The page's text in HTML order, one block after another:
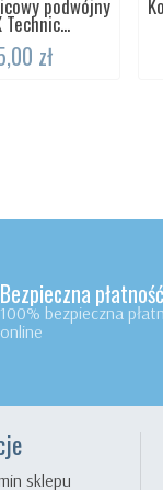
podwójny
Technic...
zł
Bezpieczna płatność
100% bezpieczna
online
sklepu